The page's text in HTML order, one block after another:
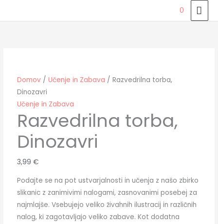
0
Domov/ Učenje in Zabava / Razvedrilna torba,
Dinozavri
Učenje in Zabava
Razvedrilna torba,
Dinozavri
3,99 €
Podajte se na pot ustvarjalnosti in učenja z našo zbirko
slikanic z zanimivimi nalogami, zasnovanimi posebej za
najmlajše. Vsebujejo veliko živahnih ilustracij in različnih
nalog, ki zagotavljajo veliko zabave. Kot dodatna